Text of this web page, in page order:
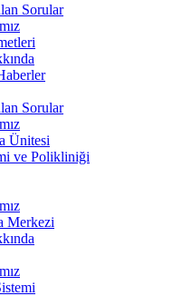
Sorular
Sorular
Ünitesi
ve Polikliniği
Merkezi